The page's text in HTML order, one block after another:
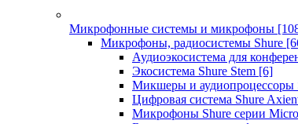
Микрофонные системы и микрофоны
Микрофоны, радиосистемы Shure
Аудиоэкосистема для
Экосистема Shure Stem [6]
Микшеры и аудиопроцессоры
Цифровая система Shure
Микрофоны Shure серии